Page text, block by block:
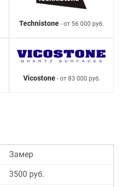
Technistone - от 56 000 руб.
Vicostone- от 83 000 руб.
Замер
3500 руб.